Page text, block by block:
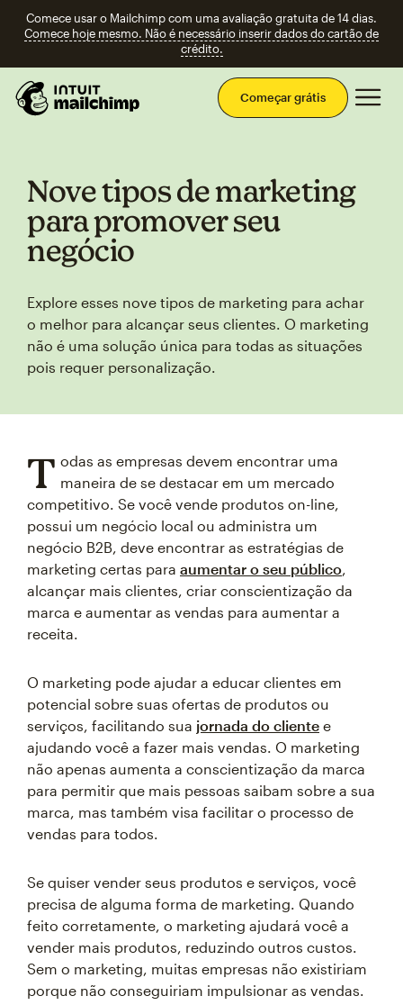
Comece usar o Mailchimp com uma avaliação gratuita de 14 dias.
Comece hoje mesmo. Não é necessário inserir dados do cartão de
crédito.
Começar grátis
Nove tipos de marketing
para promover seu
negócio
Explore esses nove tipos de marketing para achar
o melhor para alcançar seus clientes. O marketing
não é uma solução única para todas as situações
pois requer personalização.
T odas as empresas devem encontrar uma
maneira de se destacar em um mercado
competitivo. Se você vende produtos on-line,
possui um negócio local ou administra um
negócio B2B, deve encontrar as estratégias de
marketing certas para aumentar o seu público,
alcançar mais clientes, criar conscientização da
marca e aumentar as vendas para aumentar a
receita.
O marketing pode ajudar a educar clientes em
potencial sobre suas ofertas de produtos ou
serviços, facilitando sua jornada do cliente e
ajudando você a fazer mais vendas. O marketing
não apenas aumenta a conscientização da marca
para permitir que mais pessoas saibam sobre a sua
marca, mas também visa facilitar o processo de
vendas para todos.
Se quiser vender seus produtos e serviços, você
precisa de alguma forma de marketing. Quando
feito corretamente, o marketing ajudará você a
vender mais produtos, reduzindo outros custos.
Sem o marketing, muitas empresas não existiriam
porque não conseguiriam impulsionar as vendas.